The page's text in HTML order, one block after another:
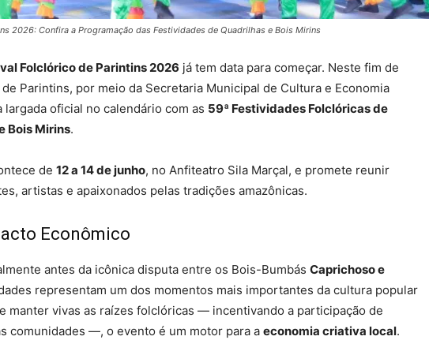
2026: Confira a Programação das Festividades de Quadrilhas e Bois Mirins
Folclórico de Parintins 2026 já tem data para começar. Neste fim de
Parintins, por meio da Secretaria Municipal de Cultura e Economia
largada oficial no calendário com as 59ª Festividades Folclóricas de
Bois Mirins.
de 12 a 14 de junho, no Anfiteatro Sila Marçal, e promete reunir
artistas e apaixonados pelas tradições amazônicas.
Econômico
antes da icônica disputa entre os Bois-Bumbás Caprichoso e
representam um dos momentos mais importantes da cultura popular
manter vivas as raízes folclóricas — incentivando a participação de
comunidades —, o evento é um motor para a economia criativa local.